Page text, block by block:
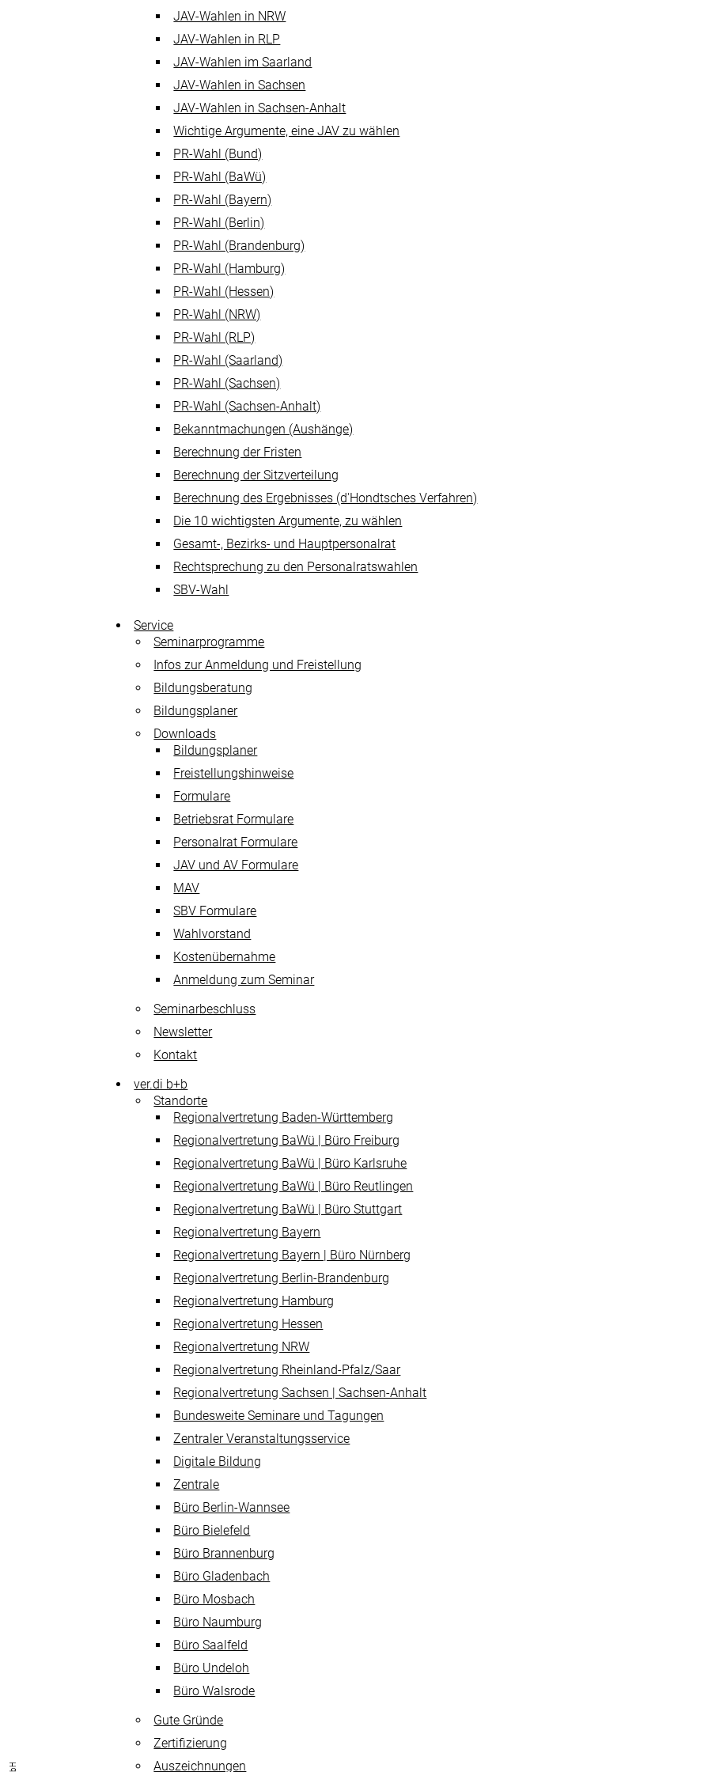
JAV-Wahlen in NRW
JAV-Wahlen in RLP
JAV-Wahlen im Saarland
JAV-Wahlen in Sachsen
JAV-Wahlen in Sachsen-Anhalt
Wichtige Argumente, eine JAV zu wählen
PR-Wahl (Bund)
PR-Wahl (BaWü)
PR-Wahl (Bayern)
PR-Wahl (Berlin)
PR-Wahl (Brandenburg)
PR-Wahl (Hamburg)
PR-Wahl (Hessen)
PR-Wahl (NRW)
PR-Wahl (RLP)
PR-Wahl (Saarland)
PR-Wahl (Sachsen)
PR-Wahl (Sachsen-Anhalt)
Bekanntmachungen (Aushänge)
Berechnung der Fristen
Berechnung der Sitzverteilung
Berechnung des Ergebnisses (d'Hondtsches Verfahren)
Die 10 wichtigsten Argumente, zu wählen
Gesamt-, Bezirks- und Hauptpersonalrat
Rechtsprechung zu den Personalratswahlen
SBV-Wahl
Service
Seminarprogramme
Infos zur Anmeldung und Freistellung
Bildungsberatung
Bildungsplaner
Downloads
Bildungsplaner
Freistellungshinweise
Formulare
Betriebsrat Formulare
Personalrat Formulare
JAV und AV Formulare
MAV
SBV Formulare
Wahlvorstand
Kostenübernahme
Anmeldung zum Seminar
Seminarbeschluss
Newsletter
Kontakt
ver.di b+b
Standorte
Regionalvertretung Baden-Württemberg
Regionalvertretung BaWü | Büro Freiburg
Regionalvertretung BaWü | Büro Karlsruhe
Regionalvertretung BaWü | Büro Reutlingen
Regionalvertretung BaWü | Büro Stuttgart
Regionalvertretung Bayern
Regionalvertretung Bayern | Büro Nürnberg
Regionalvertretung Berlin-Brandenburg
Regionalvertretung Hamburg
Regionalvertretung Hessen
Regionalvertretung NRW
Regionalvertretung Rheinland-Pfalz/Saar
Regionalvertretung Sachsen | Sachsen-Anhalt
Bundesweite Seminare und Tagungen
Zentraler Veranstaltungsservice
Digitale Bildung
Zentrale
Büro Berlin-Wannsee
Büro Bielefeld
Büro Brannenburg
Büro Gladenbach
Büro Mosbach
Büro Naumburg
Büro Saalfeld
Büro Undeloh
Büro Walsrode
Gute Gründe
Zertifizierung
Auszeichnungen